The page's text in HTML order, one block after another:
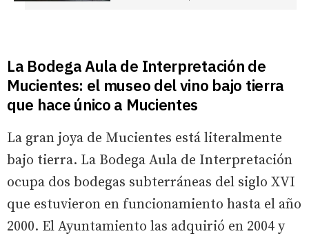
La Bodega Aula de Interpretación de
Mucientes: el museo del vino bajo tierra
que hace único a Mucientes
La gran joya de Mucientes está literalmente
bajo tierra. La Bodega Aula de Interpretación
ocupa dos bodegas subterráneas del siglo XVI
que estuvieron en funcionamiento hasta el año
2000. El Ayuntamiento las adquirió en 2004 y